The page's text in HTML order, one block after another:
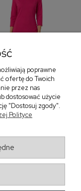
z dekoltem w
299,00 zł
poprawne
ofertę do Twoich
przez nas
dostosować użycie
"Dostosuj zgody".
Polityce